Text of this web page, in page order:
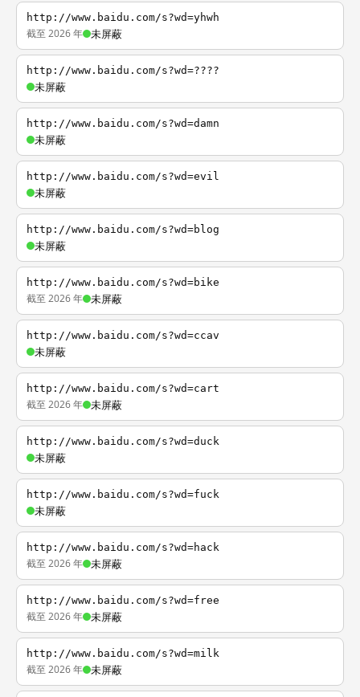
http://www.baidu.com/s?wd=yhwh
截至 2026 年 未屏蔽
http://www.baidu.com/s?wd=????
未屏蔽
http://www.baidu.com/s?wd=damn
未屏蔽
http://www.baidu.com/s?wd=evil
未屏蔽
http://www.baidu.com/s?wd=blog
未屏蔽
http://www.baidu.com/s?wd=bike
截至 2026 年 未屏蔽
http://www.baidu.com/s?wd=ccav
未屏蔽
http://www.baidu.com/s?wd=cart
截至 2026 年 未屏蔽
http://www.baidu.com/s?wd=duck
未屏蔽
http://www.baidu.com/s?wd=fuck
未屏蔽
http://www.baidu.com/s?wd=hack
截至 2026 年 未屏蔽
http://www.baidu.com/s?wd=free
截至 2026 年 未屏蔽
http://www.baidu.com/s?wd=milk
截至 2026 年 未屏蔽